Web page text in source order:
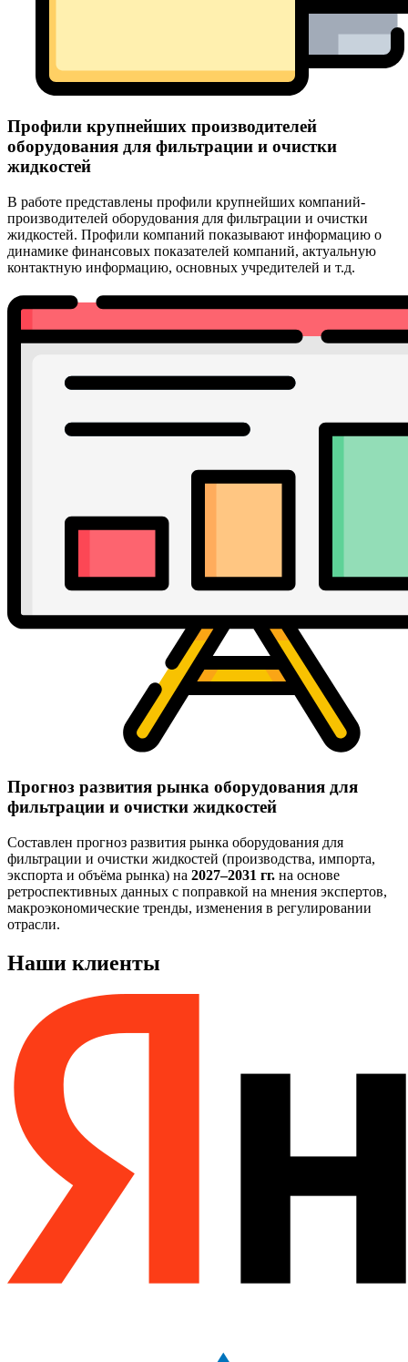
Профили крупнейших производителей
оборудования для фильтрации и очистки
жидкостей
В работе представлены профили крупнейших компаний-
производителей оборудования для фильтрации и очистки
жидкостей. Профили компаний показывают информацию о
динамике финансовых показателей компаний, актуальную
контактную информацию, основных учредителей и т.д.
Прогноз развития рынка оборудования для
фильтрации и очистки жидкостей
Составлен прогноз развития рынка оборудования для
фильтрации и очистки жидкостей (производства, импорта,
экспорта и объёма рынка) на 2027–2031 гг. на основе
ретроспективных данных с поправкой на мнения экспертов,
макроэкономические тренды, изменения в регулировании
отрасли.
Наши клиенты